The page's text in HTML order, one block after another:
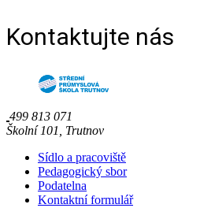
Kontaktujte nás
499 813 071
Školní 101, Trutnov
Sídlo a pracoviště
Pedagogický sbor
Podatelna
Kontaktní formulář